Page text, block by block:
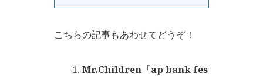
こちらの記事もあわせてどうぞ！
Mr.Children「ap bank fes